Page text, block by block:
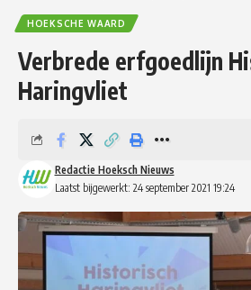
HOEKSCHE WAARD
Verbrede erfgoedlijn
Haringvliet
Laatst bijgewerkt: 24 september 2021 19:24
Redactie Hoeksch Nieuws